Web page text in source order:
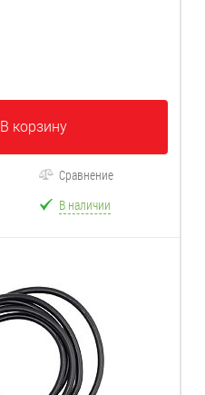
В корзину
Сравнение
В наличии